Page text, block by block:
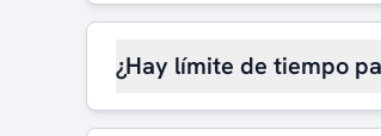
¿Hay límite de tiempo